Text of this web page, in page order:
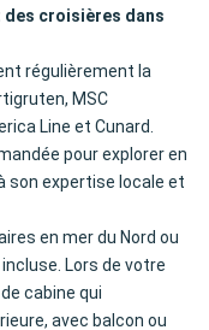
des croisières dans
régulièrement la
MSC
Line et Cunard.
pour explorer en
son expertise locale et
en mer du Nord ou
Lors de votre
cabine qui
avec balcon ou